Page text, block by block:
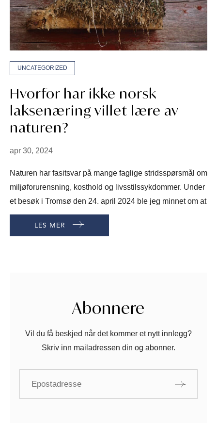
UNCATEGORIZED
Hvorfor har ikke norsk
laksenæring villet lære av
naturen?
apr 30, 2024
Naturen har fasitsvar på mange faglige stridsspørsmål om
miljøforurensning, kosthold og livsstilssykdommer. Under
et besøk i Tromsø den 24. april 2024 ble jeg minnet om at
dette gjelder også for de to største problemene for norsk
laksenæring, lakselus og vintersår. Den dominerende
LES MER
Abonnere
Vil du få beskjed når det kommer et nytt innlegg?
Skriv inn mailadressen din og abonner.